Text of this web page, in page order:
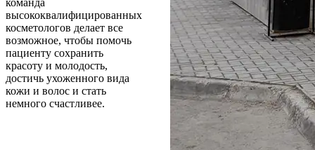
команда
высококвалифицированных
косметологов делает все
возможное, чтобы помочь
пациенту сохранить
красоту и молодость,
достичь ухоженного вида
кожи и волос и стать
немного счастливее.